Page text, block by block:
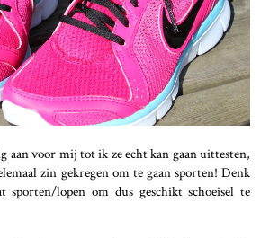
aan voor mij tot ik ze echt kan gaan uittesten,
zin gekregen om te gaan sporten! Denk
sporten/lopen om dus geschikt schoeisel te